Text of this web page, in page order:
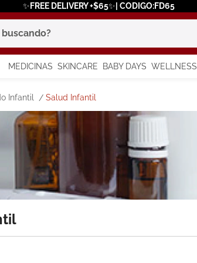
✨FREE DELIVERY +$65✨| CODIGO:FD65
MEDICINAS SKINCARE BABY DAYS WELLNESS
Infantil Salud Infantil
más buscados
solar